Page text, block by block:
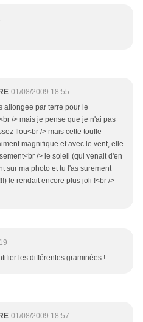
01/08/2009 18:55
allongee par terre pour le
/> mais je pense que je n'ai pas
flou<br /> mais cette touffe
magnifique et avec le vent, elle
/> le soleil (qui venait d'en
sur ma photo et tu l'as surement
le rendait encore plus joli !<br />
les différentes graminées !
01/08/2009 18:57